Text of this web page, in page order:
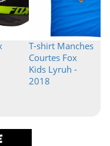
T-shirt Manches
Courtes Fox
Kids Lyruh -
2018